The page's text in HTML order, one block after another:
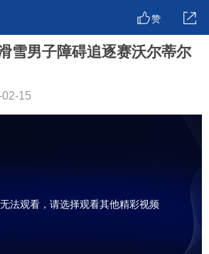
赞
雪男子障碍追逐赛沃尔蒂尔
15
法观看，请选择观看其他精彩视频